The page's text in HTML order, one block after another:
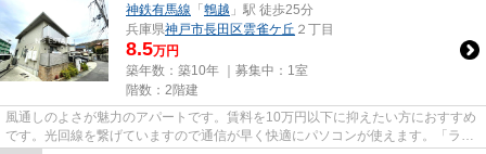
神鉄有馬線 「 鵯越 」駅 徒歩25分
兵庫県神戸市長田区雲雀ケ丘 ２丁目
8.5万円
築年数：築10年 ｜募集中： 1室
階数：2階建
風通しのよさが魅力のアパートです。賃料を10万円以下に抑えたい方におすすめ
です。光回線を繋げていますので通信が早く快適にパソコンが使えます。「ラー